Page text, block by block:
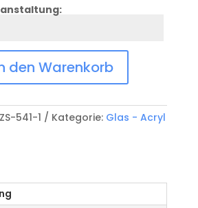
den Warenkorb
ZS-541-1 Kategorie: Glas - Acryl